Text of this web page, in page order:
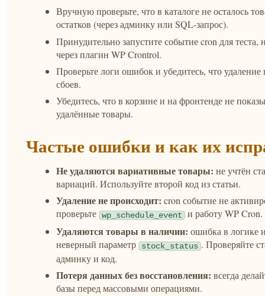
Вручную проверьте, что в каталоге не осталось
остатков (через админку или SQL-запрос).
Принудительно запустите событие cron для теста,
через плагин WP Crontrol.
Проверьте логи ошибок и убедитесь, что
сбоев.
Убедитесь, что в корзине и на фронтенде не
удалённые товары.
Частые ошибки и как их
Не удаляются вариативные товары: не учтён
вариаций. Используйте второй код из статьи.
Удаление не происходит: cron событие не
проверьте wp_schedule_event и работу WP Cron.
Удаляются товары в наличии: ошибка в логике
неверный параметр stock_status . Проверяйте
админку и код.
Потеря данных без восстановления: всегда
базы перед массовыми операциями.